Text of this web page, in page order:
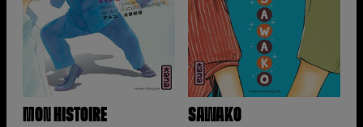
MON HISTOIRE SAWAKO